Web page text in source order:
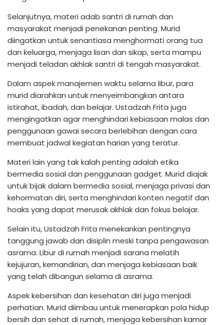
Selanjutnya, materi adab santri di rumah dan
masyarakat menjadi penekanan penting. Murid
diingatkan untuk senantiasa menghormati orang tua
dan keluarga, menjaga lisan dan sikap, serta mampu
menjadi teladan akhlak santri di tengah masyarakat.
Dalam aspek manajemen waktu selama libur, para
murid diarahkan untuk menyeimbangkan antara
istirahat, ibadah, dan belajar. Ustadzah Frita juga
mengingatkan agar menghindari kebiasaan malas dan
penggunaan gawai secara berlebihan dengan cara
membuat jadwal kegiatan harian yang teratur.
Materi lain yang tak kalah penting adalah etika
bermedia sosial dan penggunaan gadget. Murid diajak
untuk bijak dalam bermedia sosial, menjaga privasi dan
kehormatan diri, serta menghindari konten negatif dan
hoaks yang dapat merusak akhlak dan fokus belajar.
Selain itu, Ustadzah Frita menekankan pentingnya
tanggung jawab dan disiplin meski tanpa pengawasan
asrama. Libur di rumah menjadi sarana melatih
kejujuran, kemandirian, dan menjaga kebiasaan baik
yang telah dibangun selama di asrama.
Aspek kebersihan dan kesehatan diri juga menjadi
perhatian. Murid diimbau untuk menerapkan pola hidup
bersih dan sehat di rumah, menjaga kebersihan kamar